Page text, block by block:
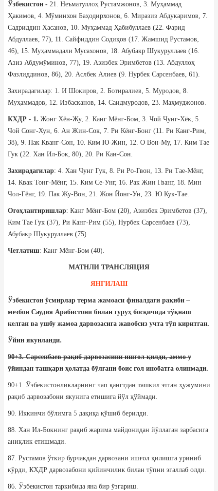
Ўзбекистон - 21. Неъматуллоҳ Рустамжонов, 3. Муҳаммад
Ҳакимов, 4. Мўминхон Баҳодирхонов, 6. Миразиз Абдукаримов, 7.
Садриддин Ҳасанов, 10. Муҳаммад Ҳабибуллаев (22. Фарид
Абдуллаев, 77), 11. Сайфиддин Содиқов (17. Жамшид Рустамов,
46), 15. Муҳаммадали Мусахонов, 18. Абубакр Шукуруллаев (16.
Азиз Абдумўминов, 77), 19. Азизбек Эримбетов (13. Абдуллоҳ
Фазлиддинов, 86), 20. Аслбек Алиев (9. Нурбек Сарсенбаев, 61).
Захирадагилар: 1. И Шокиров, 2. Ботиралиев, 5. Муродов, 8.
Муҳаммадов, 12. Избасканов, 14. Саидмуродов, 23. Маҳмуджонов.
КХДР - 1. Жонг Хён-Жу, 2. Канг Мёнг-Бом, 3. Чой Чунг-Хёк, 5.
Чой Сонг-Хун, 6. Ан Жин-Сок, 7. Ри Кёнг-Бонг (11. Ри Канг-Рим,
38), 9. Пак Кванг-Сон, 10. Ким Ю-Жин, 12. О Вон-Му, 17. Ким Тае
Гук (22. Хан Ил-Бок, 80), 20. Ри Кан-Сон.
Захирадагилар: 4. Хан Чунг Гук, 8. Ри Ро-Гвон, 13. Ри Тае-Мёнг,
14. Квак Тонг-Мёнг, 15. Ким Се-Унг, 16. Рак Жин Гванг, 18. Мин
Чол-Гёнг, 19. Пак Жу-Вон, 21. Жон Йонг-Ун, 23. Ю Кук-Тае.
Огоҳлантиришлар: Канг Мёнг-Бом (20), Азизбек Эримбетов (37),
Ким Тае Гук (37), Ри Канг-Рим (55), Нурбек Сарсенбаев (73),
Абубакр Шукуруллаев (75).
Четлатиш: Канг Мёнг-Бом (40).
МАТНЛИ ТРАНСЛЯЦИЯ
ЯНГИЛАШ
Ўзбекистон ўсмирлар терма жамоаси финалдаги рақиби –
мезбон Саудия Арабистони билан гуруҳ босқичида тўқнаш
келган ва ушбу жамоа дарвозасига жавобсиз учта тўп киритган.
Ўйин якунланди.
90+3. Сарсенбаев рақиб дарвозасини ишғол қилди, аммо у
ўйиндан ташқари ҳолатда бўлгани боис гол инобатга олинмади.
90+1. Ўзбекистонликларнинг чап қангтдан ташкил этган ҳужумини
рақиб дарвозабони якунига етишига йўл қўймади.
90. Иккинчи бўлимга 5 дақиқа қўшиб берилди.
88. Хан Ил-Бокнинг рақиб жарима майдонидан йўллаган зарбасига
аниқлик етишмади.
87. Рустамов ўткир бурчакдан дарвозани ишғол қилишга уриниб
кўрди, КХДР дарвозабони қийинчилик билан тўпни эгаллаб олди.
86. Ўзбекистон таркибида яна бир ўзгариш.